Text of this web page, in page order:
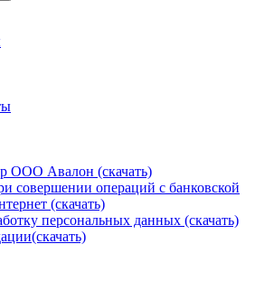
ООО Авалон (скачать)
совершении операций с банковской
(скачать)
персональных данных (скачать)